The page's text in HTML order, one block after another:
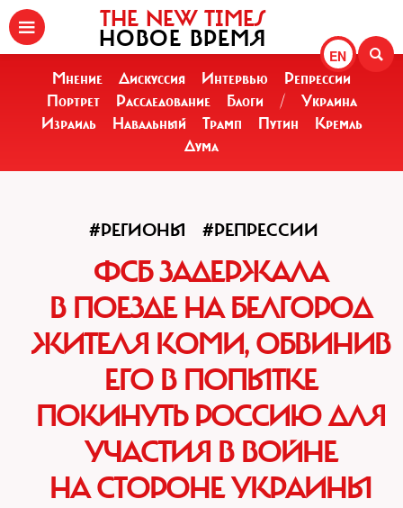
EN
THE NEW TIMES
НОВОЕ ВРЕМЯ
Мнение Дискуссия Интервью
Репрессии
Портрет
Расследование Блоги /
Украина
Израиль
Навальный Трамп Путин
Кремль
Дума
#РЕГИОНЫ #РЕПРЕССИИ
ФСБ ЗАДЕРЖАЛА
В ПОЕЗДЕ НА БЕЛГОРОД
ЖИТЕЛЯ КОМИ, ОБВИНИВ
ЕГО В ПОПЫТКЕ
ПОКИНУТЬ РОССИЮ ДЛЯ
УЧАСТИЯ В ВОЙНЕ
НА СТОРОНЕ УКРАИНЫ